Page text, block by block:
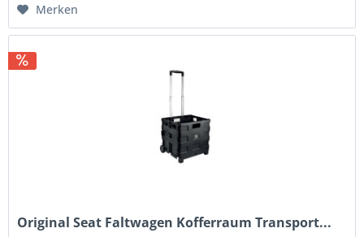
Merken
Original Seat Faltwagen Kofferraum Transport...